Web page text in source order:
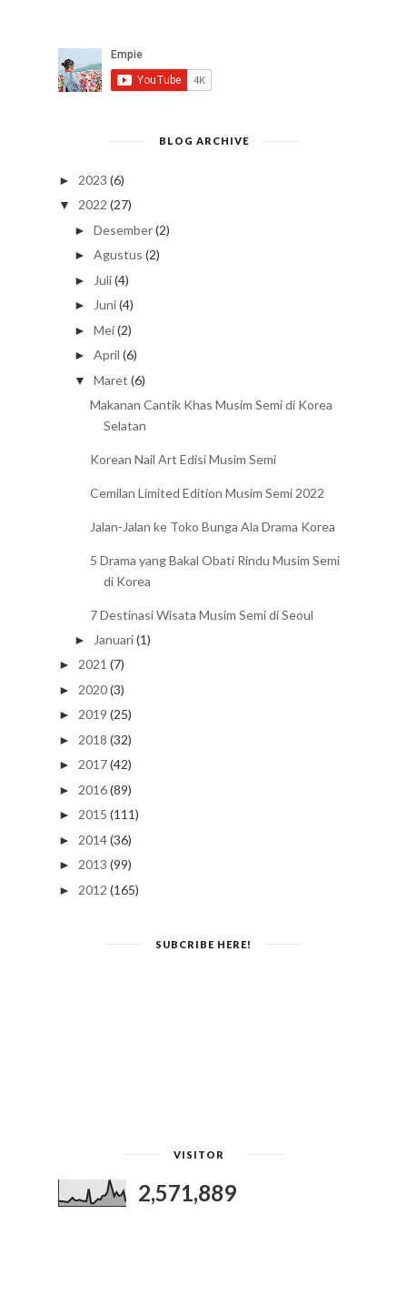
BLOG ARCHIVE
► 2023 (6)
▼ 2022 (27)
► Desember(2)
► Agustus (2)
► Juli(4)
► Juni(4)
► Mei(2)
► April (6)
▼ Maret (6)
Makanan Cantik Khas Musim Semi di Korea
Selatan
Korean Nail Art Edisi Musim Semi
Cemilan Limited Edition Musim Semi 2022
Jalan-Jalan ke Toko Bunga Ala Drama Korea
5 Drama yang Bakal Obati Rindu Musim Semi
di Korea
7 Destinasi Wisata Musim Semi di Seoul
► Januari(1)
► 2021 (7)
► 2020(3)
► 2019 (25)
► 2018 (32)
► 2017(42)
► 2016(89)
► 2015 (111)
► 2014(36)
► 2013 (99)
► 2012 (165)
SUBCRIBE HERE!
VISITOR
2,571,889